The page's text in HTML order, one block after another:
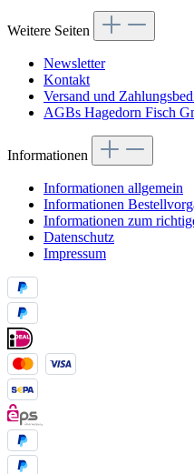
Weitere Seiten
Newsletter
Kontakt
Versand und
AGBs Hagedorn Fisch
Informationen
Informationen allgemein
Informationen
Informationen zum
Datenschutz
Impressum